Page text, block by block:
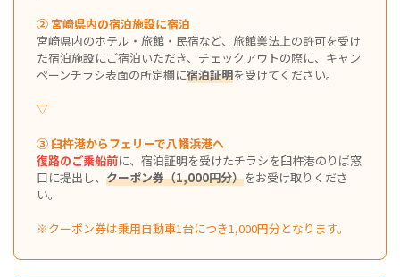
② 宮崎県内の宿泊施設に宿泊
宮崎県内のホテル・旅館・民宿など、旅館業法上の許可を受け
た宿泊施設にご宿泊いただき、チェックアウトの際に、キャン
ペーンチラシ表面の所定欄に宿泊証明を受けてください。
▽
③ 臼杵港からフェリーで八幡浜港へ
復路のご乗船前に、宿泊証明を受けたチラシを臼杵港のりば窓
口に提出し、 クーポン券（1,000円分）をお受け取りくださ
い。
※クーポン券は乗用自動車1台につき1,000円分となります。